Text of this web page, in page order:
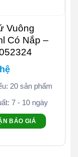
Vuông
Có Nắp –
20 sản phẩm
7 - 10 ngày
BÁO GIÁ